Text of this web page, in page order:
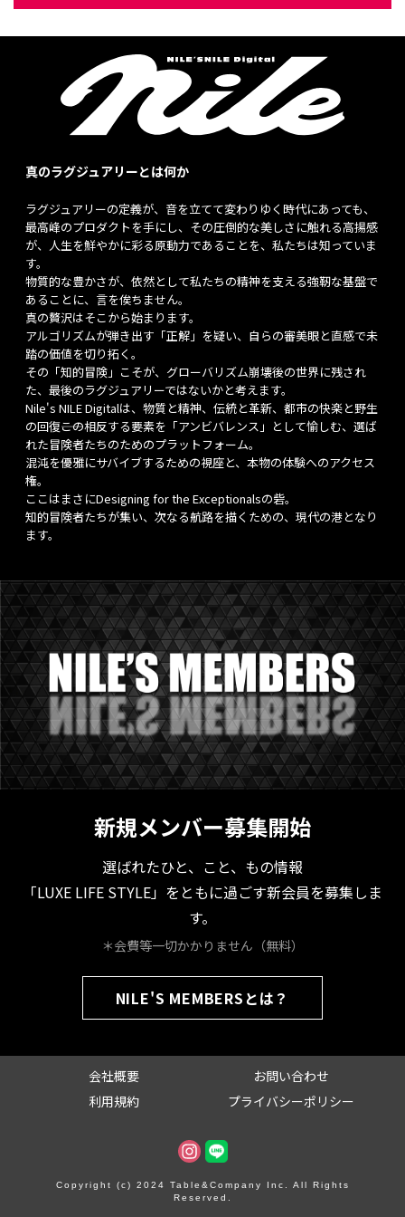
真のラグジュアリーとは何か
ラグジュアリーの定義が、音を立てて変わりゆく時代にあっても、
最高峰のプロダクトを手にし、その圧倒的な美しさに触れる高揚感
が、人生を鮮やかに彩る原動力であることを、私たちは知っていま
す。
物質的な豊かさが、依然として私たちの精神を支える強靭な基盤で
あることに、言を俟ちません。
真の贅沢はそこから始まります。
アルゴリズムが弾き出す「正解」を疑い、自らの審美眼と直感で未
踏の価値を切り拓く。
その「知的冒険」こそが、グローバリズム崩壊後の世界に残され
た、最後のラグジュアリーではないかと考えます。
Nile's NILE Digitalは、物質と精神、伝統と革新、都市の快楽と野生
の回復――この相反する要素を「アンビバレンス」として愉しむ、選ば
れた冒険者たちのためのプラットフォーム。
混沌を優雅にサバイブするための視座と、本物の体験へのアクセス
権。
ここはまさにDesigning for the Exceptionalsの砦。
知的冒険者たちが集い、次なる航路を描くための、現代の港となり
ます。
新規メンバー募集開始
選ばれたひと、こと、もの情報
「LUXE LIFE STYLE」をともに過ごす新会員を募集しま
す。
＊会費等一切かかりません（無料）
NILE'S MEMBERSとは？
会社概要
お問い合わせ
利用規約
プライバシーポリシー
Copyright (c) 2024 Table&Company Inc. All Rights
Reserved.